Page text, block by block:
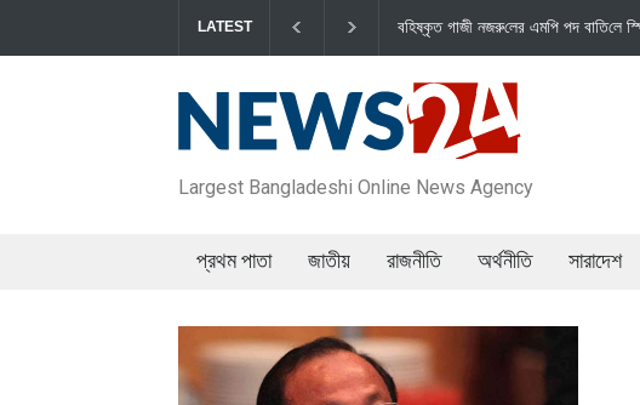
LATEST
বহিষ্কৃত গাজী নজরু‌লের এম‌পি পদ বা‌তি‌লে স্পিকার-ইসিকে জামায়া‌তের চি‌ঠি
Largest Bangladeshi Online News Agency
প্রথম পাতা জাতীয় রাজনীতি অর্থনীতি সারাদেশ